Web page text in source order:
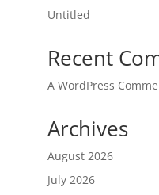
Untitled
Recent
A WordPress
Archives
August 2026
July 2026